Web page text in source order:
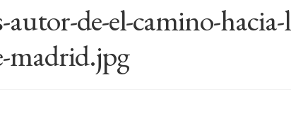
de-el-camino-hacia-
madrid.jpg